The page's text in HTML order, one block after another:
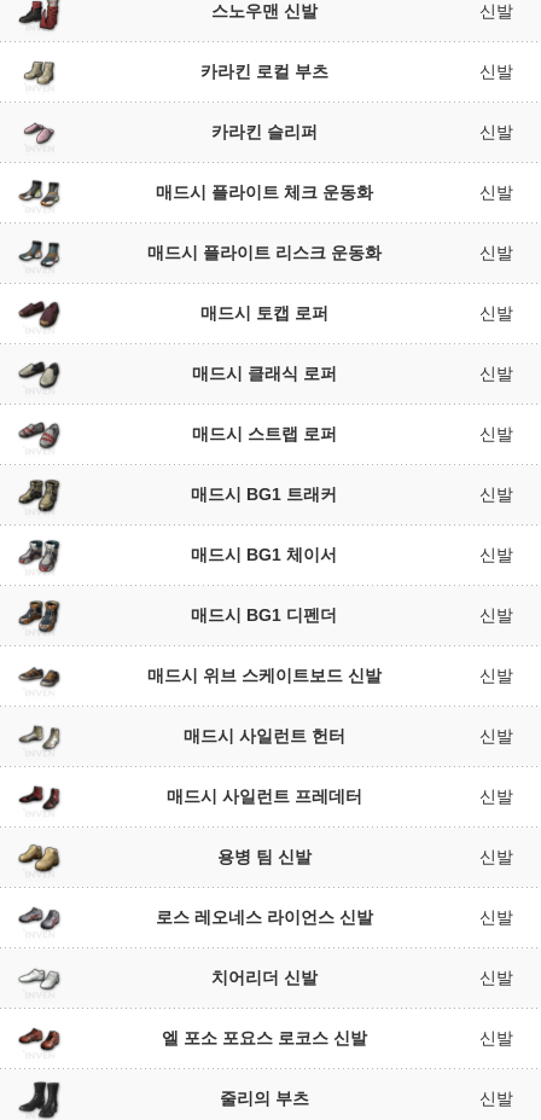
스노우맨 신발 신발
카라킨 로컬 부츠 신발
카라킨 슬리퍼 신발
매드시 플라이트 체크 운동화 신발
매드시 플라이트 리스크 운동화 신발
매드시 토캡 로퍼 신발
매드시 클래식 로퍼 신발
매드시 스트랩 로퍼 신발
매드시 BG1 트래커 신발
매드시 BG1 체이서 신발
매드시 BG1 디펜더 신발
매드시 위브 스케이트보드 신발 신발
매드시 사일런트 헌터 신발
매드시 사일런트 프레데터 신발
용병 팀 신발 신발
로스 레오네스 라이언스 신발 신발
치어리더 신발 신발
엘 포소 포요스 로코스 신발 신발
줄리의 부츠 신발